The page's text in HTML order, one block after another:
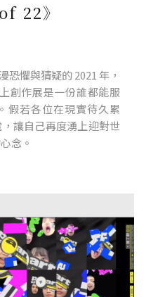
22》
恐懼與猜疑的 2021 年，
創作展是一份誰都能服
假若各位在現實待久累
讓自己再度湧上迎對世
念。